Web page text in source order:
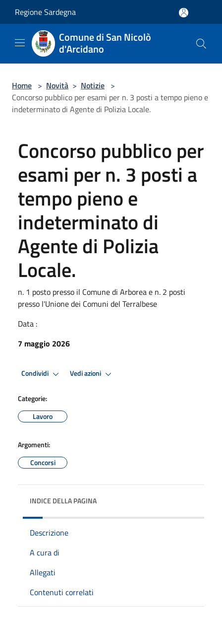
Regione Sardegna
Comune di San Nicolò
d'Arcidano
Home > Novità > Notizie >
Concorso pubblico per esami per n. 3 posti a tempo pieno e
indeterminato di Agente di Polizia Locale.
Concorso pubblico per
esami per n. 3 posti a
tempo pieno e
indeterminato di
Agente di Polizia
Locale.
n. 1 posto presso il Comune di Arborea e n. 2 posti
presso l'Unione dei Comuni del Terralbese
Data :
7 maggio 2026
Condividi Vedi azioni
Categorie:
Lavoro
Argomenti:
Concorsi
INDICE DELLA PAGINA
Descrizione
A cura di
Allegati
Contenuti correlati